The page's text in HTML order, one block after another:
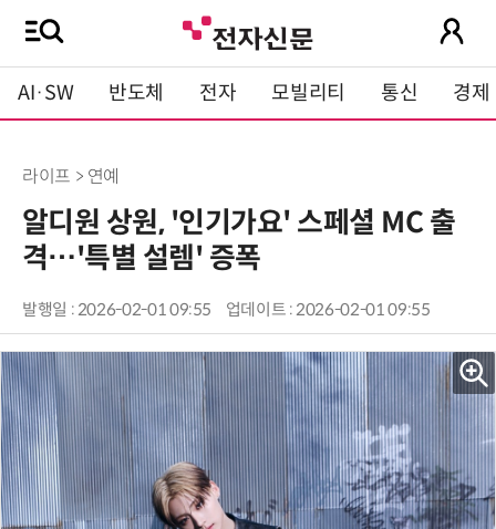
AI·SW 반도체 전자 모빌리티 통신 경제
라이프 > 연예
알디원 상원, '인기가요' 스페셜 MC 출
격…'특별 설렘' 증폭
발행일 : 2026-02-01 09:55 업데이트 : 2026-02-01 09:55